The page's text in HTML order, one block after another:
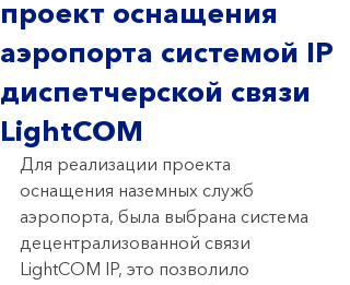
проект оснащения
аэропорта системой IP
диспетчерской связи
LightCOM
Для реализации проекта
оснащения наземных служб
аэропорта, была выбрана система
децентрализованной связи
LightCOM IP, это позволило